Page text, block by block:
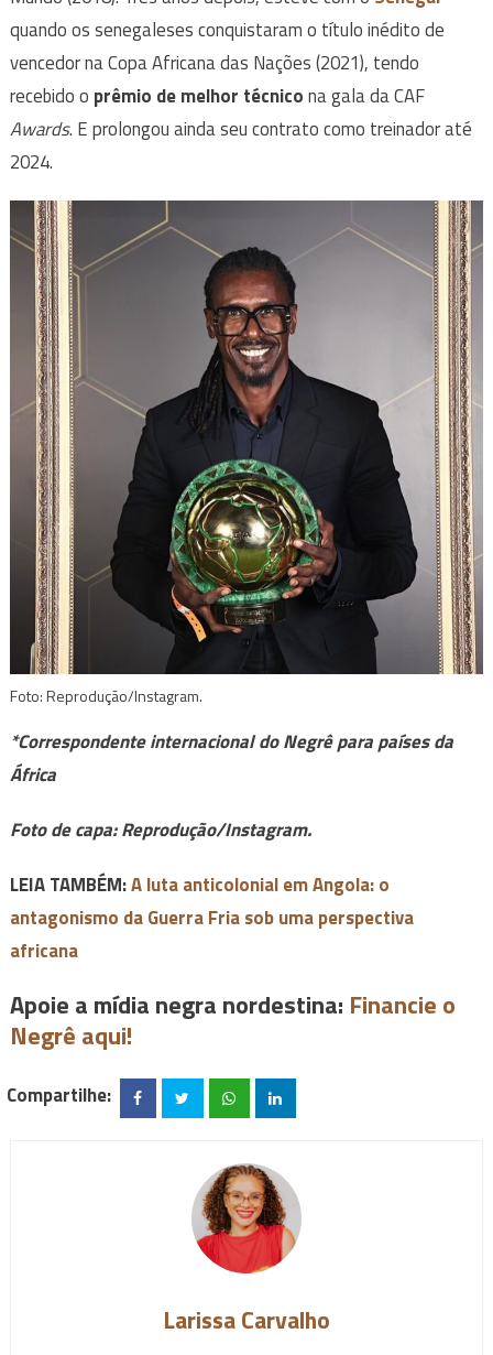
quando os senegaleses conquistaram o título inédito de
vencedor na Copa Africana das Nações (2021), tendo
recebido o prêmio de melhor técnicona gala da CAF
Awards. E prolongou ainda seu contrato como treinador até
2024.
Foto: Reprodução/Instagram.
*Correspondente internacional do Negrê para países da
África
Foto de capa: Reprodução/Instagram.
LEIA TAMBÉM:A luta anticolonial em Angola: o
antagonismo da Guerra Fria sob uma perspectiva
africana
Apoie a mídia negra nordestina: Financie o
Negrê aqui!
Compartilhe:
Larissa Carvalho